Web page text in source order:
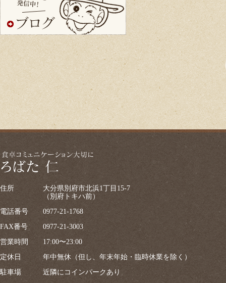
住所
大分県別府市北浜1丁目15-7
（別府トキハ前）
電話番号
0977-21-1768
FAX番号
0977-21-3003
営業時間
17:00〜23:00
定休日
年中無休（但し、年末年始・臨時休業を除く）
駐車場
近隣にコインパークあり